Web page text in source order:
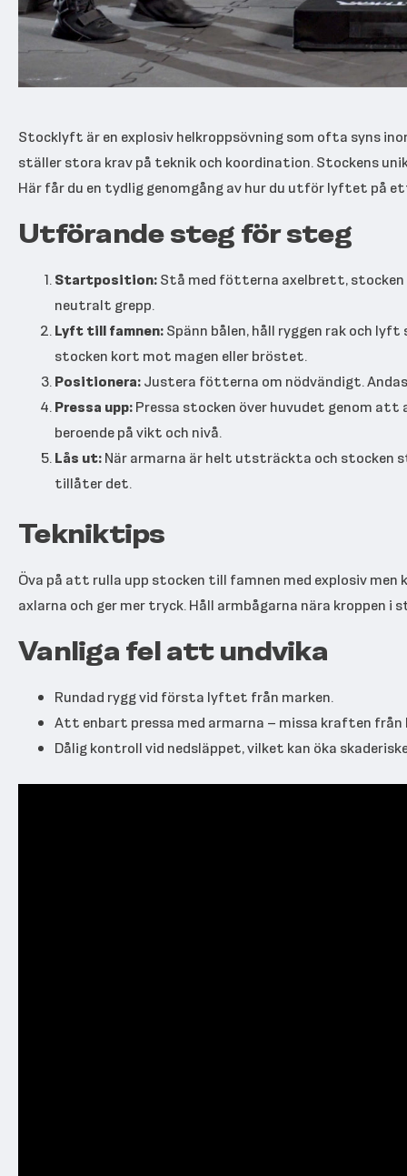
Stocklyft är en explosiv helkroppsövning som ofta syns
ställer stora krav på teknik och koordination. Stockens
Här får du en tydlig genomgång av hur du utför lyftet på
Utförande steg för steg
Startposition:Stå med fötterna axelbrett, stocken
neutralt grepp.
Lyft till famnen:Spänn bålen, håll ryggen rak och
stocken kort mot magen eller bröstet.
Positionera:Justera fötterna om nödvändigt. Andas
Pressa upp:Pressa stocken över huvudet genom att
beroende på vikt och nivå.
Lås ut:När armarna är helt utsträckta och stocken
tillåter det.
Tekniktips
Öva på att rulla upp stocken till famnen med explosiv
axlarna och ger mer tryck. Håll armbågarna nära kroppen i
Vanliga fel att undvika
Rundad rygg vid första lyftet från marken.
Att enbart pressa med armarna – missa kraften från
Dålig kontroll vid nedsläppet, vilket kan öka